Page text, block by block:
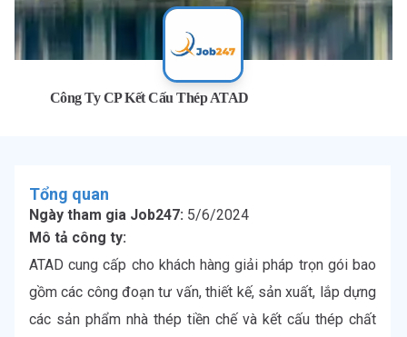
Công Ty CP Kết Cấu Thép ATAD
Tổng quan
Ngày tham gia Job247: 5/6/2024
Mô tả công ty:
ATAD cung cấp cho khách hàng giải pháp trọn gói bao
gồm các công đoạn tư vấn, thiết kế, sản xuất, lắp dựng
các sản phẩm nhà thép tiền chế và kết cấu thép chất